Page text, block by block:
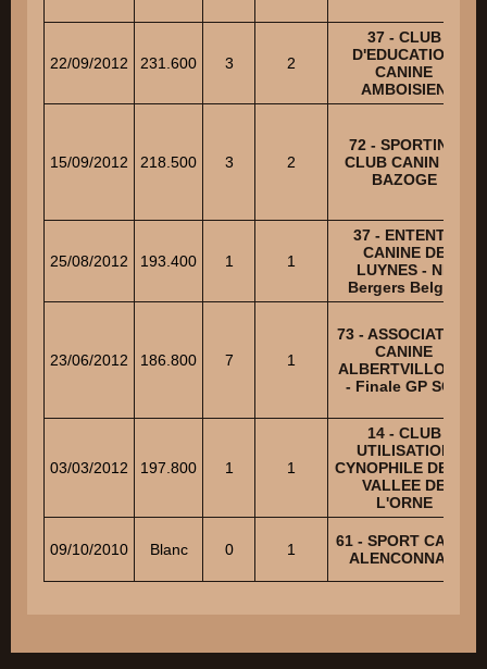
22/09/2012 231.600 3 2
37 - CLUB
D'EDUCATION
CANINE
AMBOISIEN
15/09/2012 218.500 3 2
72 - SPORTING
CLUB CANIN LA
BAZOGE
25/08/2012 193.400 1 1
37 - ENTENTE
CANINE DE
LUYNES - NE
Bergers Belges
23/06/2012 186.800 7 1
73 - ASSOCIATION
CANINE
ALBERTVILLOISE
- Finale GP SCC
03/03/2012 197.800 1 1
14 - CLUB
UTILISATION
CYNOPHILE DE LA
VALLEE DE
L'ORNE
09/10/2010 Blanc 0 1
61 - SPORT CANIN
ALENCONNAIS